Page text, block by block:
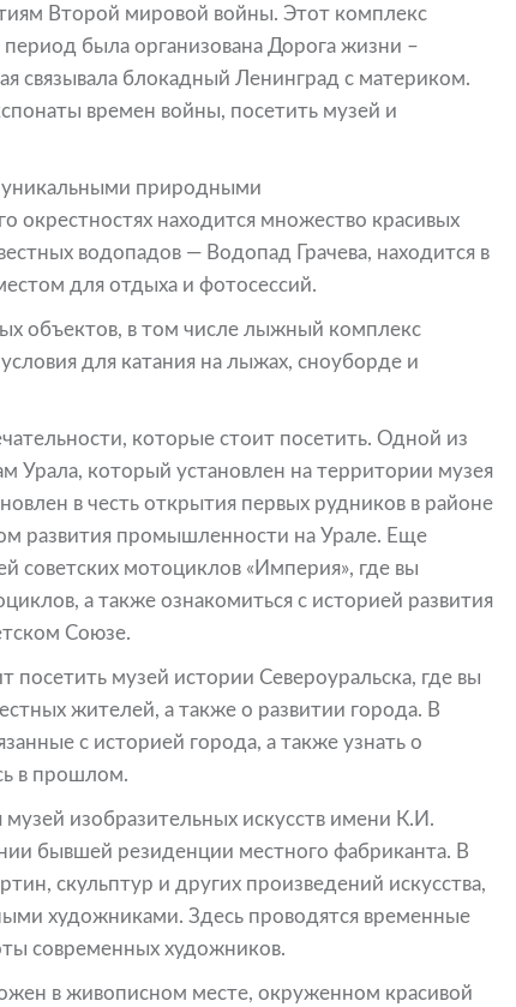
Второй мировой войны. Этот комплекс
период была организована Дорога жизни –
связывала блокадный Ленинград с материком.
времен войны, посетить музей и
уникальными природными
окрестностях находится множество красивых
водопадов — Водопад Грачева, находится в
для отдыха и фотосессий.
объектов, в том числе лыжный комплекс
для катания на лыжах, сноуборде и
которые стоит посетить. Одной из
Урала, который установлен на территории музея
в честь открытия первых рудников в районе
развития промышленности на Урале. Еще
советских мотоциклов «Империя», где вы
а также ознакомиться с историей развития
Союзе.
посетить музей истории Североуральска, где вы
жителей, а также о развитии города. В
с историей города, а также узнать о
в прошлом.
изобразительных искусств имени К.И.
бывшей резиденции местного фабриканта. В
скульптур и других произведений искусства,
художниками. Здесь проводятся временные
современных художников.
в живописном месте, окруженном красивой